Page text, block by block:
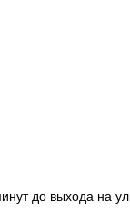
до выхода на